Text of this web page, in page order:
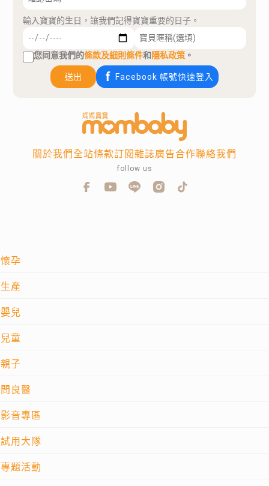
輸入寶寶的生日，讓我們記得寶寶重要的日子。
您同意我們的條款及細則條件和隱私政策 。
送出 Facebook 帳號快速登入
懷孕
生產
嬰兒
兒童
親子
問良醫
影音專區
試用大隊
專題活動
關於我們全站條款訂閱雜誌廣告合作聯絡我們
follow us